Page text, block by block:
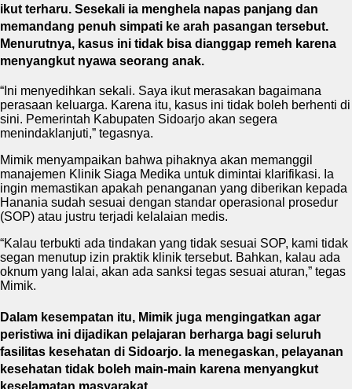
ikut terharu. Sesekali ia menghela napas panjang dan
memandang penuh simpati ke arah pasangan tersebut.
Menurutnya, kasus ini tidak bisa dianggap remeh karena
menyangkut nyawa seorang anak.
“Ini menyedihkan sekali. Saya ikut merasakan bagaimana
perasaan keluarga. Karena itu, kasus ini tidak boleh berhenti di
sini. Pemerintah Kabupaten Sidoarjo akan segera
menindaklanjuti,” tegasnya.
Mimik menyampaikan bahwa pihaknya akan memanggil
manajemen Klinik Siaga Medika untuk dimintai klarifikasi. Ia
ingin memastikan apakah penanganan yang diberikan kepada
Hanania sudah sesuai dengan standar operasional prosedur
(SOP) atau justru terjadi kelalaian medis.
“Kalau terbukti ada tindakan yang tidak sesuai SOP, kami tidak
segan menutup izin praktik klinik tersebut. Bahkan, kalau ada
oknum yang lalai, akan ada sanksi tegas sesuai aturan,” tegas
Mimik.
Dalam kesempatan itu, Mimik juga mengingatkan agar
peristiwa ini dijadikan pelajaran berharga bagi seluruh
fasilitas kesehatan di Sidoarjo. Ia menegaskan, pelayanan
kesehatan tidak boleh main-main karena menyangkut
keselamatan masyarakat.